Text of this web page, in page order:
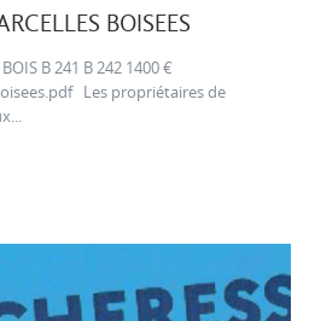
BOISEES
B 241 B 242 1400 €
Les propriétaires de